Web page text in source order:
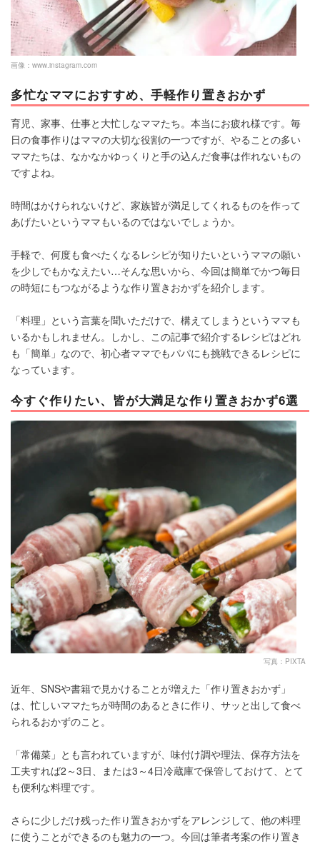
画像： www.instagram.com
多忙なママにおすすめ、手軽作り置きおかず
育児、家事、仕事と大忙しなママたち。本当にお疲れ様です。毎
日の食事作りはママの大切な役割の一つですが、やることの多い
ママたちは、なかなかゆっくりと手の込んだ食事は作れないもの
ですよね。
時間はかけられないけど、家族皆が満足してくれるものを作って
あげたいというママもいるのではないでしょうか。
手軽で、何度も食べたくなるレシピが知りたいというママの願い
を少しでもかなえたい…そんな思いから、今回は簡単でかつ毎日
の時短にもつながるような作り置きおかずを紹介します。
「料理」という言葉を聞いただけで、構えてしまうというママも
いるかもしれません。しかし、この記事で紹介するレシピはどれ
も「簡単」なので、初心者ママでもパパにも挑戦できるレシピに
なっています。
今すぐ作りたい、皆が大満足な作り置きおかず6選
写真：PIXTA
近年、SNSや書籍で見かけることが増えた「作り置きおかず」
は、忙しいママたちが時間のあるときに作り、サッと出して食べ
られるおかずのこと。
「常備菜」とも言われていますが、味付け調や理法、保存方法を
工夫すれば2～3日、または3～4日冷蔵庫で保管しておけて、とて
も便利な料理です。
さらに少しだけ残った作り置きおかずをアレンジして、他の料理
に使うことができるのも魅力の一つ。今回は筆者考案の作り置き